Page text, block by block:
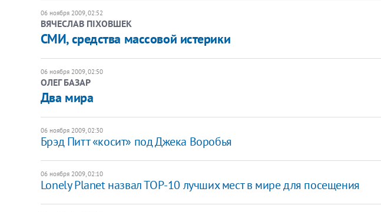
06 ноября 2009, 02:52
ВЯЧЕСЛАВ ПІХОВШЕК
CМИ, средства массовой истерики
06 ноября 2009, 02:50
ОЛЕГ БАЗАР
Два мира
06 ноября 2009, 02:30
Брэд Питт «косит» под Джека Воробья
06 ноября 2009, 02:10
Lonely Planet назвал ТОР-10 лучших мест в мире для посещения